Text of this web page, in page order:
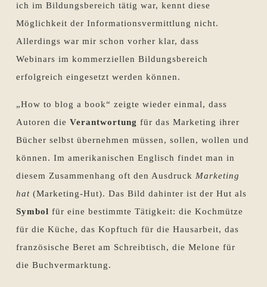
ich im Bildungsbereich tätig war, kennt diese
Möglichkeit der Informationsvermittlung nicht.
Allerdings war mir schon vorher klar, dass
Webinars im kommerziellen Bildungsbereich
erfolgreich eingesetzt werden können.
„How to blog a book“ zeigte wieder einmal, dass
Autoren die Verantwortung für das Marketing ihrer
Bücher selbst übernehmen müssen, sollen, wollen und
können. Im amerikanischen Englisch findet man in
diesem Zusammenhang oft den Ausdruck Marketing
hat (Marketing-Hut). Das Bild dahinter ist der Hut als
Symbol für eine bestimmte Tätigkeit: die Kochmütze
für die Küche, das Kopftuch für die Hausarbeit, das
französische Beret am Schreibtisch, die Melone für
die Buchvermarktung.